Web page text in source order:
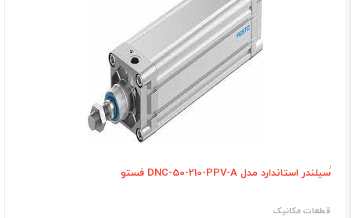
ُسیلندر استاندارد مدل DNC-50-210-PPV-A فستو
قطعات مکانیک